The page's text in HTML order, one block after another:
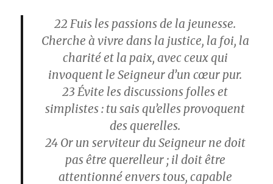
22 Fuis les passions de la jeunesse.
Cherche à vivre dans la justice, la foi, la
charité et la paix, avec ceux qui
invoquent le Seigneur d’un cœur pur.
23 Évite les discussions folles et
simplistes : tu sais qu’elles provoquent
des querelles.
24Or un serviteur du Seigneur ne doit
pas être querelleur ; il doit être
attentionné envers tous, capable